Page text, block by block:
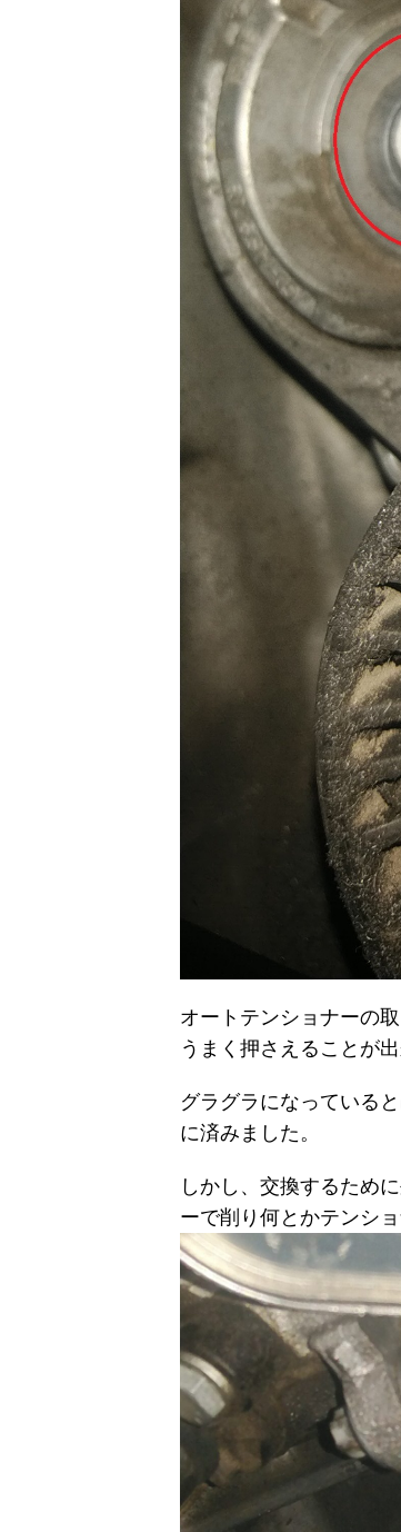
オートテンショナーの
うまく押さえることが
グラグラになっている
に済みました。
しかし、交換するため
ーで削り何とかテンシ